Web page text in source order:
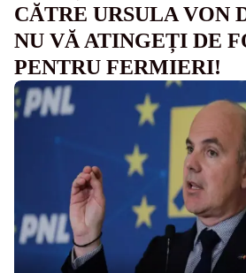
CĂTRE URSULA VON
NU VĂ ATINGEȚI DE
PENTRU FERMIERI!